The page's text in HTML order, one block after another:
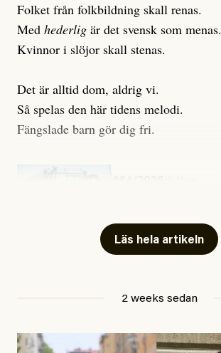
Folket från folkbildning skall renas.
Med hederlig är det svensk som menas.
Kvinnor i slöjor skall stenas.
Det är alltid dom, aldrig vi.
Så spelas den här tidens melodi.
Fängslade barn gör dig fri.
Läs hela artikeln
2 weeks sedan